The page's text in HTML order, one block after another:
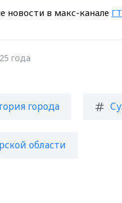
новости в макс-канале
года
города
области